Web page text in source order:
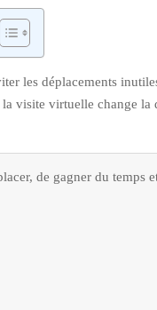
les déplacements
visite virtuelle change
de gagner du temps